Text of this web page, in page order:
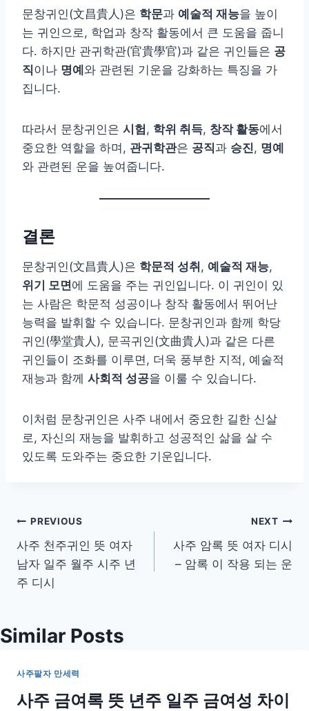
문창귀인(文昌貴人)은 학문과 예술적 재능을 높이
는 귀인으로, 학업과 창작 활동에서 큰 도움을 줍니
다. 하지만 관귀학관(官貴學官)과 같은 귀인들은 공
직이나 명예와 관련된 기운을 강화하는 특징을 가
집니다.
따라서 문창귀인은 시험 , 학위 취득, 창작 활동에서
중요한 역할을 하며, 관귀학관은 공직과 승진 , 명예
와 관련된 운을 높여줍니다.
결론
문창귀인(文昌貴人)은 학문적 성취 , 예술적 재능,
위기 모면에 도움을 주는 귀인입니다. 이 귀인이 있
는 사람은 학문적 성공이나 창작 활동에서 뛰어난
능력을 발휘할 수 있습니다. 문창귀인과 함께 학당
귀인(學堂貴人), 문곡귀인(文曲貴人)과 같은 다른
귀인들이 조화를 이루면, 더욱 풍부한 지적, 예술적
재능과 함께 사회적 성공을 이룰 수 있습니다.
이처럼 문창귀인은 사주 내에서 중요한 길한 신살
로, 자신의 재능을 발휘하고 성공적인 삶을 살 수
있도록 도와주는 중요한 기운입니다.
글
탐
색
PREVIOUS
사주 천주귀인 뜻 여자
남자 일주 월주 시주 년
주 디시
NEXT
사주 암록 뜻 여자 디시
– 암록 이 작용 되는 운
Similar Posts
사주팔자 만세력
사주 금여록 뜻 년주 일주 금여성 차이